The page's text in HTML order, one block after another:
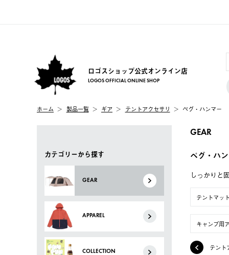
ロゴスショップ公式オンライン店
LOGOS OFFICIAL ONLINE SHOP
ホーム 製品一覧 ギア テントアクセサリ ペグ・ハンマー
カテゴリーから探す
GEAR
APPAREL
COLLECTION
GEAR
ペグ・ハ
しっかりと
テントマッ
キャンプ用
テント